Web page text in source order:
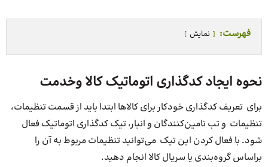
فهرست: نمایش
نحوه ایجاد کدگذاری اتوماتیک کالا وخدمت
برای تعریف کدگذاری خودکار برای کالاها ابتدا باید از قسمت تنظیمات،
تنظیمات و تب تامین­‌کنندگان و انبار، تیک کدگذاری اتوماتیک فعال
شود. با فعال کردن این تیک می‌توانید تنظیمات مربوط به آن را
براساس گروه‌­بندی یا سریال کالا انجام دهید.